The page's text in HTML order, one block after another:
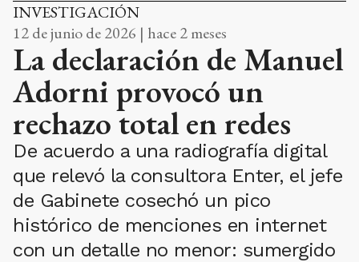
INVESTIGACIÓN
12 de junio de 2026 | hace 2 meses
La declaración de Manuel
Adorni provocó un
rechazo total en redes
De acuerdo a una radiografía digital
que relevó la consultora Enter, el jefe
de Gabinete cosechó un pico
histórico de menciones en internet
con un detalle no menor: sumergido